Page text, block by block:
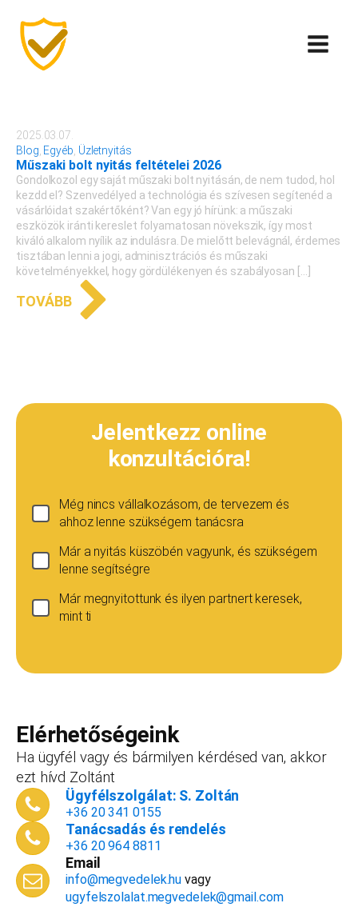
2025.03.07.
Blog Egyéb Üzletnyitás
Műszaki bolt nyitás feltételei 2026
Gondolkozol egy saját műszaki bolt nyitásán, de nem tudod, hol
kezdd el? Szenvedélyed a technológia és szívesen segítenéd a
vásárlóidat szakértőként? Van egy jó hírünk: a műszaki
eszközök iránti kereslet folyamatosan növekszik, így most
kiváló alkalom nyílik az indulásra. De mielőtt belevágnál, érdemes
tisztában lenni a jogi, adminisztrációs és műszaki
követelményekkel, hogy gördülékenyen és szabályosan […]
TOVÁBB
Jelentkezz online
konzultációra!
Még nincs vállalkozásom, de tervezem és
ahhoz lenne szükségem tanácsra
Már a nyitás küszöbén vagyunk, és szükségem
lenne segítségre
Már megnyitottunk és ilyen partnert keresek,
mint ti
vállalkozást, ezt az összeget le tudjuk vonni a
dokumentációk, engedélyek árából így végül
is, ha nyitsz valamit, a konzultáció díjmentes.
Telefonszám
Email cím*
Elérhetőségeink
Ha ügyfél vagy és bármilyen kérdésed van, akkor
ezt hívd Zoltánt
Ügyfélszolgálat: S. Zoltán
+36 20 341 0155
Tanácsadás és rendelés
+36 20 964 8811
Email
info@megvedelek.hu vagy
ugyfelszolalat.megvedelek@gmail.com